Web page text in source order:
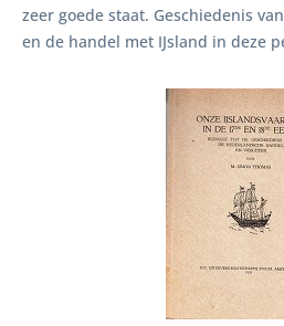
zeer goede staat. Geschiedenis
en de handel met IJsland in deze